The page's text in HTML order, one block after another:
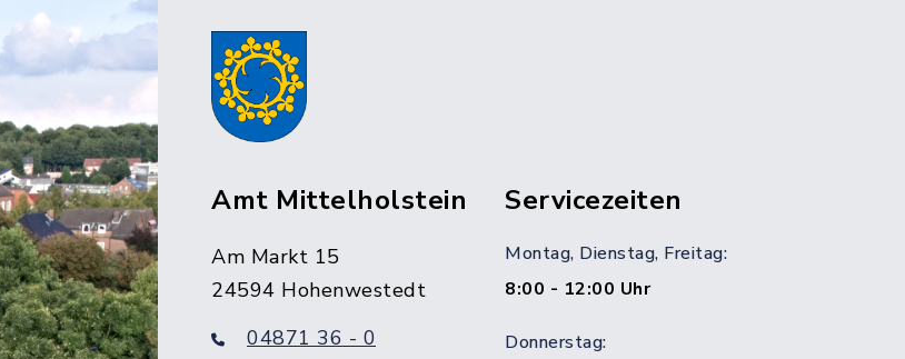
Amt Mittelholstein
Am Markt 15
24594 Hohenwestedt
04871 36 - 0
Servicezeiten
Montag, Dienstag, Freitag:
8:00 - 12:00 Uhr
Donnerstag: